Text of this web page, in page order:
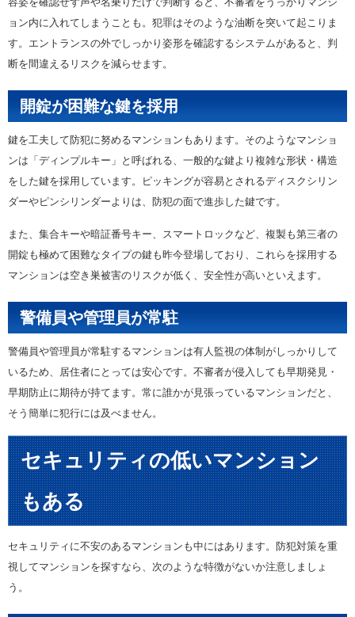
ョン内に入れてしまうことも。犯罪はそのような油断を突いて起こりま
す。エントランスの外でしっかり姿形を確認するシステムがあると、判
断を間違えるリスクを減らせます。
開錠が困難な鍵を採用
鍵を工夫して防犯に努めるマンションもあります。そのようなマンショ
ンは「ディンプルキー」と呼ばれる、一般的な鍵より複雑な形状・構造
をした鍵を採用しています。ピッキングが容易とされるディスクシリン
ダーやピンシリンダーよりは、防犯の面で進歩した鍵です。
また、集合キーや暗証番号キー、スマートロックなど、複製も第三者の
開錠も極めて困難なタイプの鍵も昨今登場しており、これらを採用する
マンションは空き巣被害のリスクが低く、安全性が高いといえます。
警備員や管理員が常駐
警備員や管理員が常駐するマンションは有人監視の体制がしっかりして
いるため、居住者にとっては安心です。不審者が侵入しても早期発見・
早期防止に期待が持てます。常に誰かが見張っているマンションだと、
そう簡単に犯行には及べません。
セキュリティの低いマンション
もある
セキュリティに不安のあるマンションも中にはあります。防犯対策を重
視してマンションを探すなら、次のような特徴がないか注意しましょ
う。